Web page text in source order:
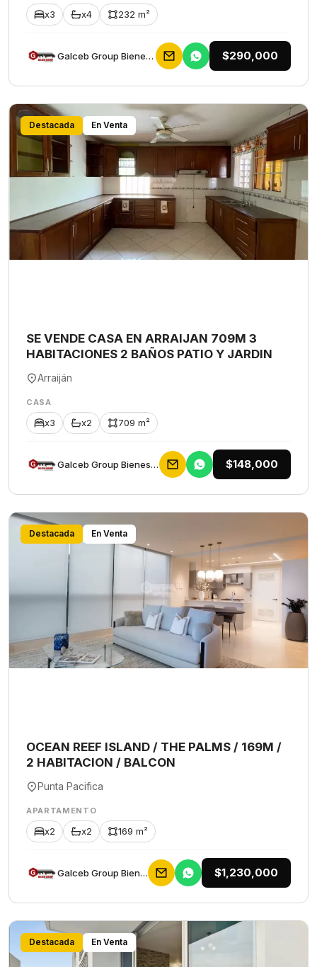
x3 x4 232 m²
Galceb Group Bienes Raices $290,000
Destacada En Venta
SE VENDE CASA EN ARRAIJAN 709M 3
HABITACIONES 2 BAÑOS PATIO Y JARDIN
Arraiján
CASA
x3 x2 709 m²
Galceb Group Bienes Raices $148,000
Destacada En Venta
OCEAN REEF ISLAND / THE PALMS / 169M /
2 HABITACION / BALCON
Punta Pacifica
APARTAMENTO
x2 x2 169 m²
Galceb Group Bienes Raices $1,230,000
Destacada En Venta